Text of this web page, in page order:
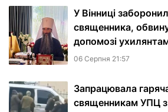
У Вінниці
священника,
допомозі
06 Серпня 21:57
Запрацювала
священникам УПЦ з